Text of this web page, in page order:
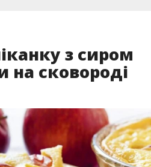
з сиром
на сковороді